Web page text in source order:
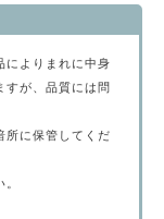
によりまれに中身
すが、品質には問
所に保管してくだ